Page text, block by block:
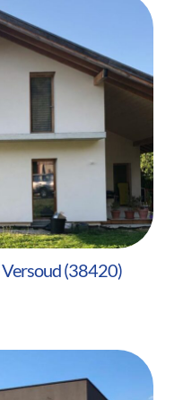
Versoud (38420)